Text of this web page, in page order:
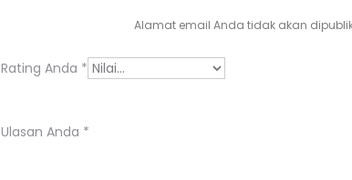
s
n
Alamat email Anda tidak akan
Rating Anda *
Ulasan Anda *